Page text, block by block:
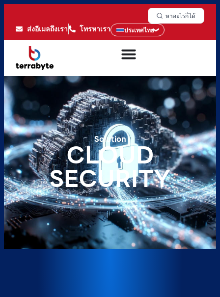
หาอะไรก็ได้
ส่งอีเมลถึงเรา โทรหาเรา ประเทศไทย
Solution
CLOUD
SECURITY